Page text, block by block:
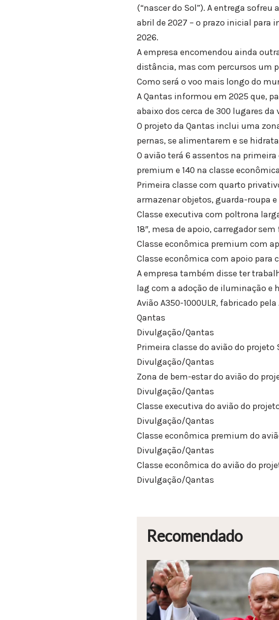
(“nascer do Sol”). A entrega
abril de 2027 – o prazo inicial para
2026.
A empresa encomendou ainda
distância, mas com percursos um
Como será o voo mais longo do
A Qantas informou em 2025 que,
abaixo dos cerca de 300 lugares da
O projeto da Qantas inclui uma
pernas, se alimentarem e se
O avião terá 6 assentos na
premium e 140 na classe
Primeira classe com quarto
armazenar objetos, guarda-roupa
Classe executiva com poltrona
18″, mesa de apoio, carregador
Classe econômica premium com
Classe econômica com apoio para
A empresa também disse ter
lag com a adoção de iluminação e
Avião A350-1000ULR, fabricado
Qantas
Divulgação/Qantas
Primeira classe do avião do projeto
Divulgação/Qantas
Zona de bem-estar do avião do
Divulgação/Qantas
Classe executiva do avião do
Divulgação/Qantas
Classe econômica premium do
Divulgação/Qantas
Classe econômica do avião do
Divulgação/Qantas
Recomendado